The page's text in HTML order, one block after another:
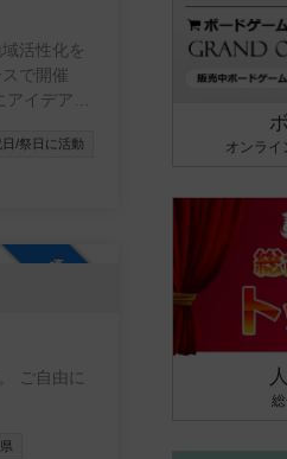
活性化を
で開催
イデアが
参加くだ
日/祭日に活動 オンライ